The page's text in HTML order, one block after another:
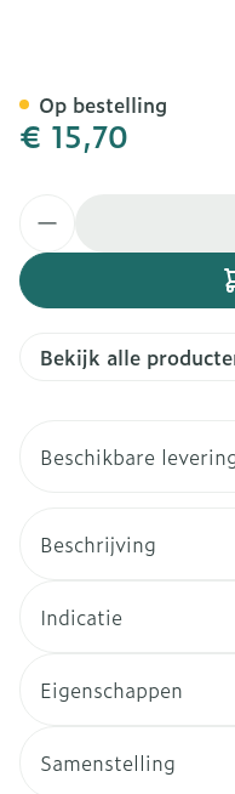
€ 15,70
Op bestelling
Bekijk alle
Beschikbare
Beschrijving
Indicatie
Eigenschappen
Samenstelling